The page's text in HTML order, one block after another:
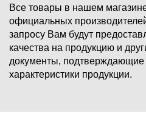
Все товары в нашем
официальных
запросу Вам будут
качества на продукцию и
документы, подтверждающие
характеристики продукции.